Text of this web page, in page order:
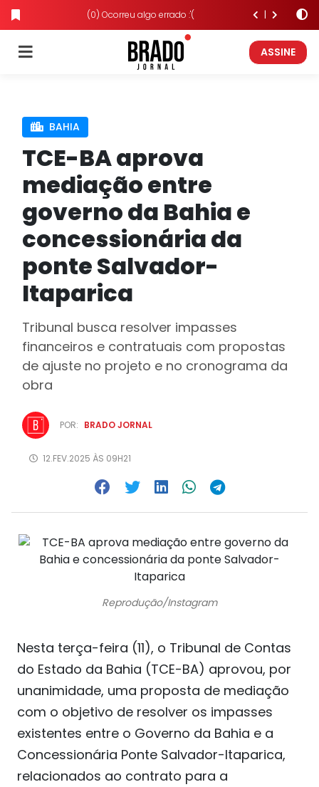
(0) Ocorreu algo errado :'(
ASSINE
BAHIA
TCE-BA aprova
mediação entre
governo da Bahia e
concessionária da
ponte Salvador-
Itaparica
Tribunal busca resolver impasses
financeiros e contratuais com propostas
de ajuste no projeto e no cronograma da
obra
POR: BRADO JORNAL
12.FEV.2025 ÀS 09H21
Reprodução/Instagram
Nesta terça-feira (11), o Tribunal de Contas
do Estado da Bahia (TCE-BA) aprovou, por
unanimidade, uma proposta de mediação
com o objetivo de resolver os impasses
existentes entre o Governo da Bahia e a
Concessionária Ponte Salvador-Itaparica,
relacionados ao contrato para a